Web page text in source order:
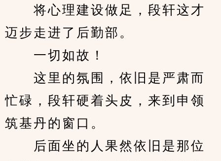
将心理建设做足，段轩这才
迈步走进了后勤部。
一切如故！
这里的氛围，依旧是严肃而
忙碌，段轩硬着头皮，来到申领
筑基丹的窗口。
后面坐的人果然依旧是那位